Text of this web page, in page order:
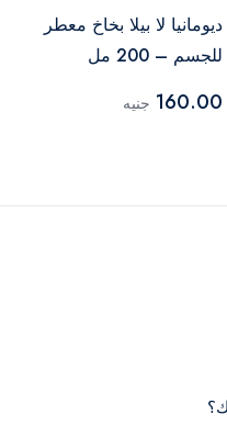
ديومانيا لا بيلا بخاخ معطر
للجسم – 200 مل
160.00 جنيه